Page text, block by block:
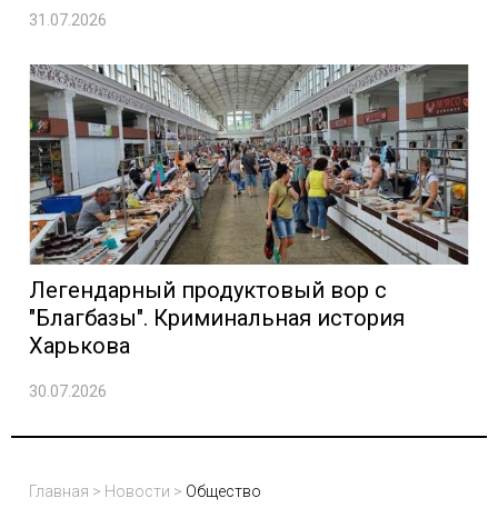
31.07.2026
Легендарный продуктовый вор с
"Благбазы". Криминальная история
Харькова
30.07.2026
Главная > Новости > Общество